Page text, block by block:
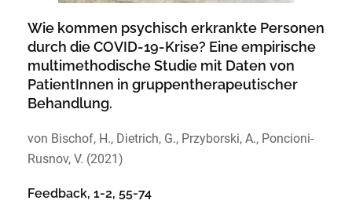
Wie kommen psychisch erkrankte Personen
durch die COVID-19-Krise? Eine empirische
multimethodische Studie mit Daten von
PatientInnen in gruppentherapeutischer
Behandlung.
von Bischof, H., Dietrich, G., Przyborski, A., Poncioni-
Rusnov, V. (2021)
Feedback, 1-2, 55-74